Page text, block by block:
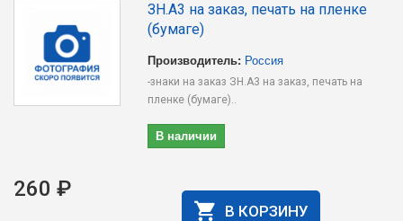
ЗН.А3 на заказ, печать на пленке
(бумаге)
Производитель: Россия
-знаки на заказ ЗН.А3 на заказ, печать на
пленке (бумаге)..
В наличии
260 ₽
В КОРЗИНУ